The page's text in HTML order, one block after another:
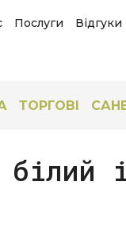
Послуги Відгуки
ТОРГОВІ
білий